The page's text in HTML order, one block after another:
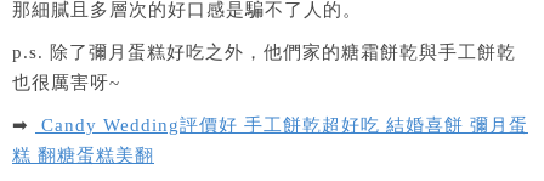
那細膩且多層次的好口感是騙不了人的。
p.s. 除了彌月蛋糕好吃之外，他們家的糖霜餅乾與手工餅乾
也很厲害呀~
➡
Candy Wedding評價好 手工餅乾超好吃 結婚喜餅 彌月蛋
糕 翻糖蛋糕美翻